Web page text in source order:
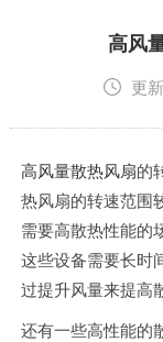
高风
更
高风量散热风扇的
热风扇的转速范围较
需要高散热性能的场
这些设备需要长时间
过提升风量来提高散
还有一些高性能的散